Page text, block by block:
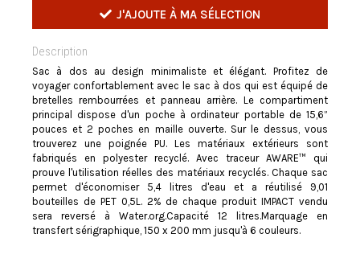
J'AJOUTE À MA SÉLECTION
Description
Sac à dos au design minimaliste et élégant. Profitez de
voyager confortablement avec le sac à dos qui est équipé de
bretelles rembourrées et panneau arrière. Le compartiment
principal dispose d'un poche à ordinateur portable de 15,6”
pouces et 2 poches en maille ouverte. Sur le dessus, vous
trouverez une poignée PU. Les matériaux extérieurs sont
fabriqués en polyester recyclé. Avec traceur AWARE™ qui
prouve l'utilisation réelles des matériaux recyclés. Chaque sac
permet d'économiser 5,4 litres d'eau et a réutilisé 9,01
bouteilles de PET 0,5L. 2% de chaque produit IMPACT vendu
sera reversé à Water.org.Capacité 12 litres.Marquage en
transfert sérigraphique, 150 x 200 mm jusqu'à 6 couleurs.